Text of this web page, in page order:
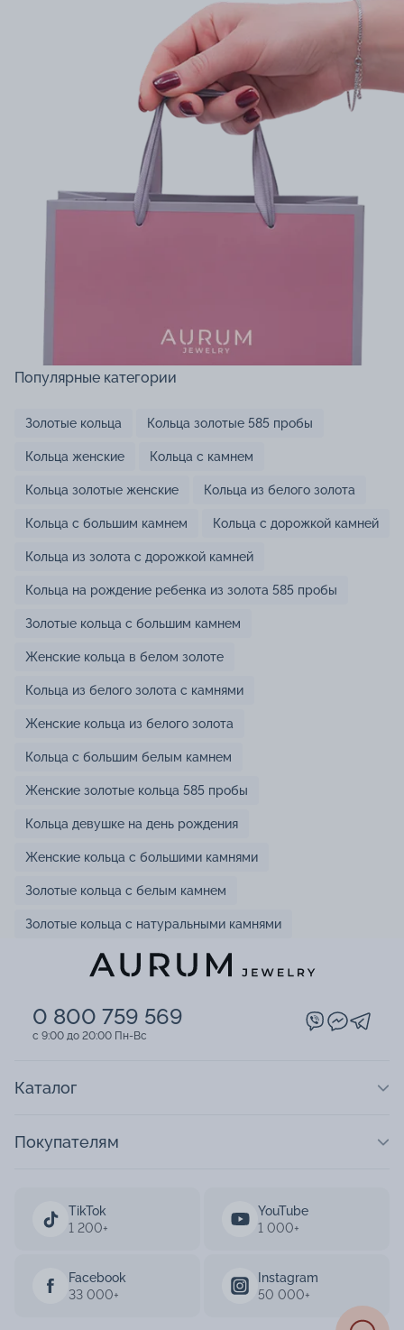
Популярные категории
Золотые кольца Кольца золотые 585 пробы
Кольца женские Кольца с камнем
Кольца золотые женские Кольца из белого золота
Кольца с большим камнем Кольца с дорожкой камней
Кольца из золота с дорожкой камней
Кольца на рождение ребенка из золота 585 пробы
Золотые кольца с большим камнем
Женские кольца в белом золоте
Кольца из белого золота с камнями
Женские кольца из белого золота
Кольца с большим белым камнем
Женские золотые кольца 585 пробы
Кольца девушке на день рождения
Женские кольца с большими камнями
Золотые кольца с белым камнем
Золотые кольца с натуральными камнями
0 800 759 569
c 9:00 до 20:00 Пн-Вс
TikTok
1 200+
YouTube
1 000+
Facebook
33 000+
Instagram
50 000+
Каталог
Покупателям